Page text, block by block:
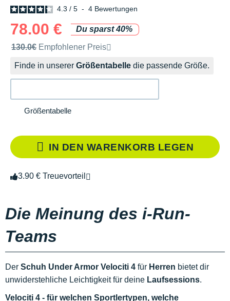
4.3 / 5 - 4 Bewertungen
78.00 €
Du sparst 40%
Unverbindliche Preisempfehlung der Marke
130.0€ Empfohlener Preis
Finde in unserer Größentabelle die passende Größe.
Größentabelle
IN DEN WARENKORB LEGEN
3.90 € Treuevorteil
Die Meinung des i-Run-
Teams
Der Schuh Under Armor Velociti 4 für Herren bietet dir
unwiderstehliche Leichtigkeit für deine Laufsessions.
Velociti 4 - für welchen Sportlertypen, welche